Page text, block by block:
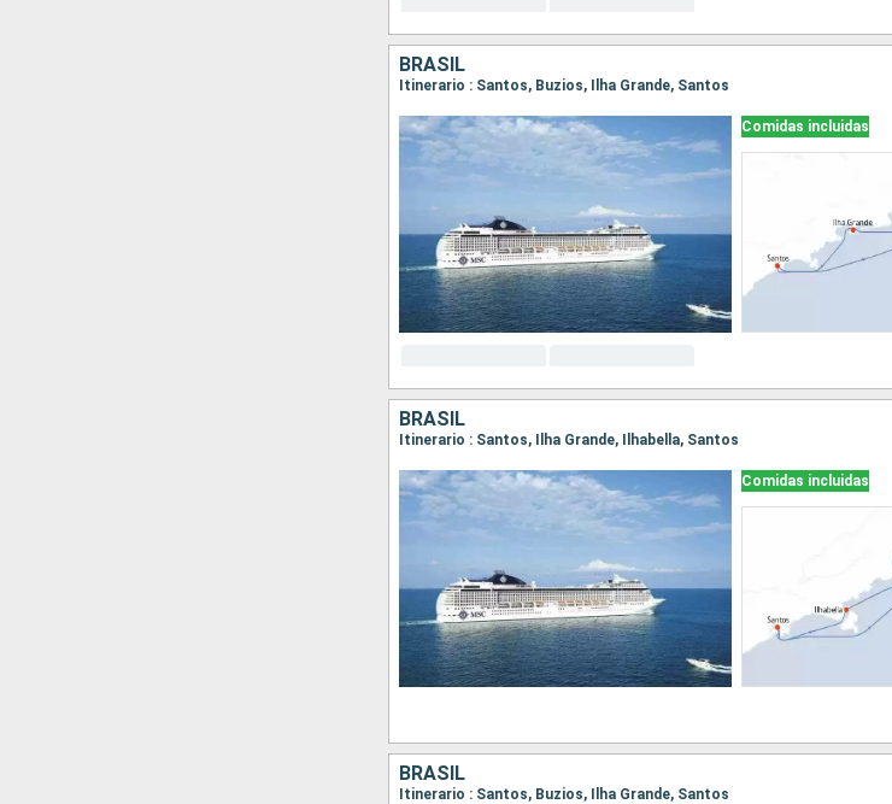
BRASIL
Itinerario : Santos, Buzios, Ilha Grande, Santos
Comidas incluidas
BRASIL
Itinerario : Santos, Ilha Grande, Ilhabella, Santos
Comidas incluidas
BRASIL
Itinerario : Santos, Buzios, Ilha Grande, Santos